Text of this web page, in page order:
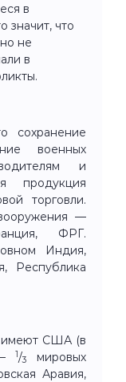
в
значит, что
не
в
сохранение
военных
и
продукция
торговли.
—
ФРГ.
Индия,
Республика
имеют США (в
1/3
мировых
Аравия,